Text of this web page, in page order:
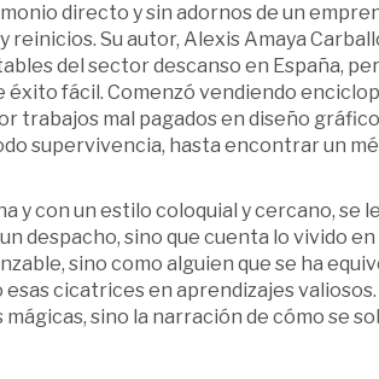
directo y sin adornos de un
reinicios. Su autor, Alexis Amaya
del sector descanso en España,
éxito fácil. Comenzó vendiendo
trabajos mal pagados en diseño
supervivencia, hasta encontrar un
y con un estilo coloquial y cercano, se
despacho, sino que cuenta lo vivido
sino como alguien que se ha
esas cicatrices en aprendizajes
sino la narración de cómo se